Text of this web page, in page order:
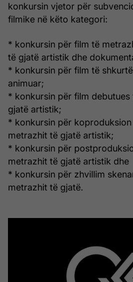
konkursin vjetor për
filmike në këto kategori:
* konkursin për film të
të gjatë artistik dhe
* konkursin për film të
animuar;
* konkursin për film
gjatë artistik;
* konkursin për
metrazhit të gjatë artistik;
* konkursin për
metrazhit të gjatë artistik dhe
* konkursin për zhvillim
metrazhit të gjatë.